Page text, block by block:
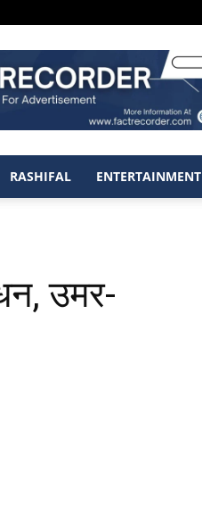
RASHIFAL ENTERTAINMENT
उमर-